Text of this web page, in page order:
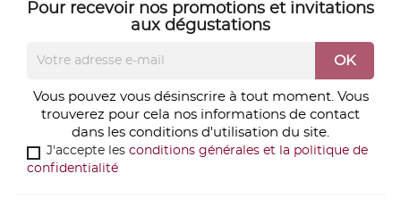
Pour recevoir nos promotions et invitations
aux dégustations
Vous pouvez vous désinscrire à tout moment. Vous
trouverez pour cela nos informations de contact
dans les conditions d'utilisation du site.
J'accepte les conditions générales et la politique de
confidentialité